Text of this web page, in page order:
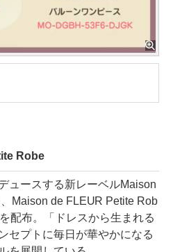
Robe
ュースする新レーベルMaison
Maison de FLEUR Petite Rob
配布。「ドレスから生まれる
セプトに毎日が華やかになる